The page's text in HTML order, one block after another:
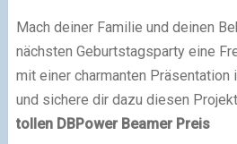
Mach deiner Familie und deinen
nächsten Geburtstagsparty eine
mit einer charmanten
und sichere dir dazu diesen
tollen DBPower Beamer Preis